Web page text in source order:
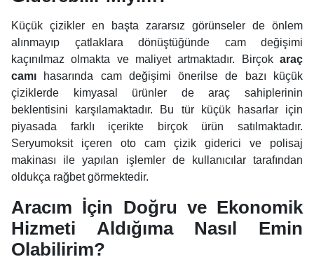
Küçük çizikler en başta zararsız görünseler de önlem
alınmayıp çatlaklara dönüştüğünde cam değişimi
kaçınılmaz olmakta ve maliyet artmaktadır. Birçok araç
camı hasarında cam değişimi önerilse de bazı küçük
çiziklerde kimyasal ürünler de araç sahiplerinin
beklentisini karşılamaktadır. Bu tür küçük hasarlar için
piyasada farklı içerikte birçok ürün satılmaktadır.
Seryumoksit içeren oto cam çizik giderici ve polisaj
makinası ile yapılan işlemler de kullanıcılar tarafından
oldukça rağbet görmektedir.
Aracım İçin Doğru ve Ekonomik
Hizmeti Aldığıma Nasıl Emin
Olabilirim?